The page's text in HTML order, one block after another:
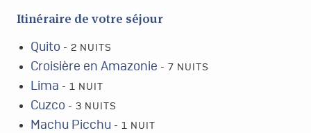
Itinéraire de votre séjour
Quito - 2 NUITS
Croisière en Amazonie - 7 NUITS
Lima - 1 NUIT
Cuzco - 3 NUITS
Machu Picchu - 1 NUIT